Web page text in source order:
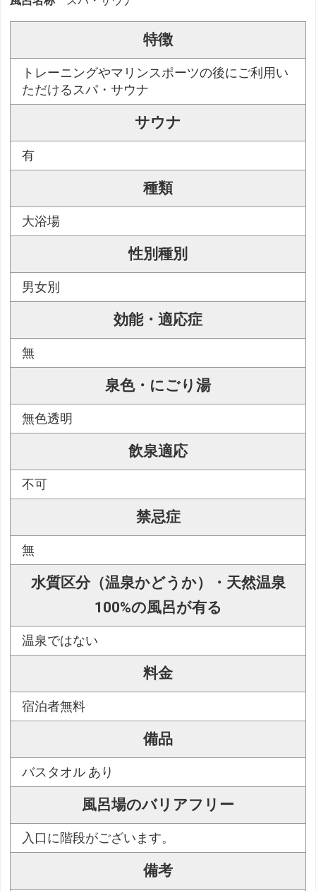
特徴
トレーニングやマリンスポーツの後にご利用い
ただけるスパ・サウナ
サウナ
有
種類
大浴場
性別種別
男女別
効能・適応症
無
泉色・にごり湯
無色透明
飲泉適応
不可
禁忌症
無
水質区分（温泉かどうか）・天然温泉
100%の風呂が有る
温泉ではない
料金
宿泊者無料
備品
バスタオル あり
風呂場のバリアフリー
入口に階段がございます。
備考